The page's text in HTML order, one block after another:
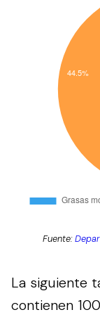
Fuente:
La siguiente
contienen